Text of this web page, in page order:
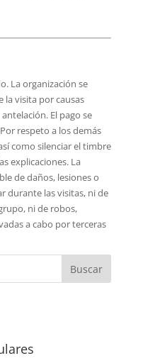
La organización se
la visita por causas
El pago se
respeto a los demás
como silenciar el timbre
explicaciones. La
de daños, lesiones o
durante las visitas, ni de
ni de robos,
a cabo por terceras